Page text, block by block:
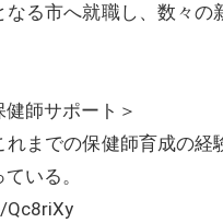
なる市へ就職し、数々
健師サポート＞
れまでの保健師育成の
いる。